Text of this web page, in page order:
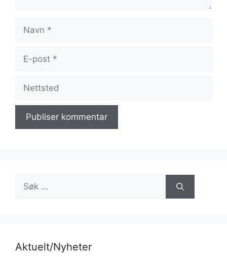
Navn
Nettsted
Søk
etter:
Aktuelt/Nyheter